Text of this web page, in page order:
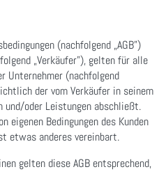
(nachfolgend „AGB”)
„Verkäufer”), gelten für alle
Unternehmer (nachfolgend
der vom Verkäufer in seinem
und/oder Leistungen abschließt.
eigenen Bedingungen des Kunden
etwas anderes vereinbart.
gelten diese AGB entsprechend,